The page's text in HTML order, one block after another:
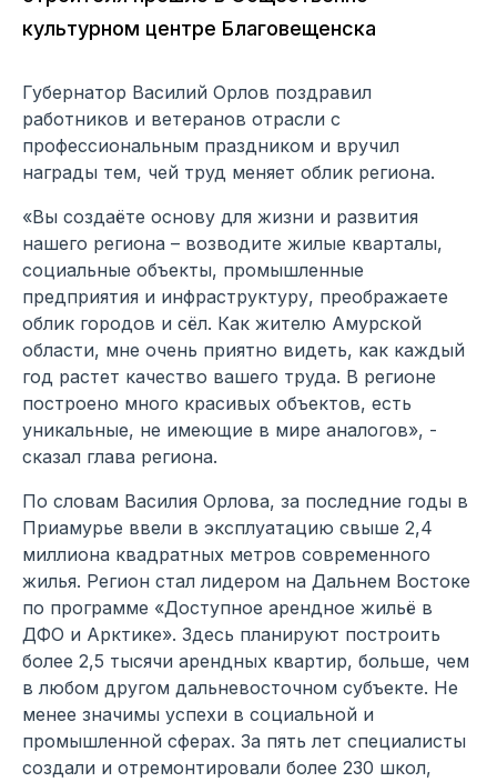
культурном центре Благовещенска
Губернатор Василий Орлов поздравил
работников и ветеранов отрасли с
профессиональным праздником и вручил
награды тем, чей труд меняет облик региона.
«Вы создаёте основу для жизни и развития
нашего региона – возводите жилые кварталы,
социальные объекты, промышленные
предприятия и инфраструктуру, преображаете
облик городов и сёл. Как жителю Амурской
области, мне очень приятно видеть, как каждый
год растет качество вашего труда. В регионе
построено много красивых объектов, есть
уникальные, не имеющие в мире аналогов», -
сказал глава региона.
По словам Василия Орлова, за последние годы в
Приамурье ввели в эксплуатацию свыше 2,4
миллиона квадратных метров современного
жилья. Регион стал лидером на Дальнем Востоке
по программе «Доступное арендное жильё в
ДФО и Арктике». Здесь планируют построить
более 2,5 тысячи арендных квартир, больше, чем
в любом другом дальневосточном субъекте. Не
менее значимы успехи в социальной и
промышленной сферах. За пять лет специалисты
создали и отремонтировали более 230 школ,